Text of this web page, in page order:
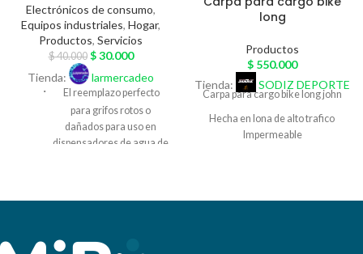
Electrónicos de consumo,
Equipos industriales, Hogar,
Productos, Servicios
$40.000 $30.000
Tienda: larmercadeo
·
El reemplazo perfecto
para grifos rotos o
dañados para uso en
dispensadores de agua de
long
Productos
$ 550.000
Tienda:
SODIZ DEPORTE
Carpa para cargo bike long john
Hecha en lona de alto trafico
Impermeable
Ventanas transparentes con